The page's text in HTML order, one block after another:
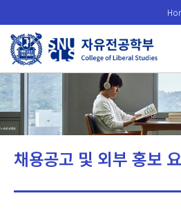
로
메
뉴
채용공고 및 외부 홍보